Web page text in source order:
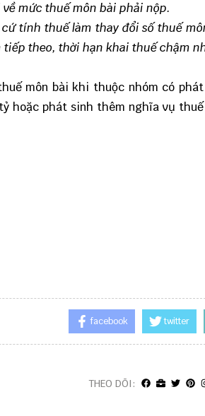
mức thuế môn bài phải nộp.
tính thuế làm thay đổi số thuế
theo, thời hạn khai thuế chậm
môn bài khi thuộc nhóm có
hoặc phát sinh thêm nghĩa vụ
facebook twitter
THEO DÕI: